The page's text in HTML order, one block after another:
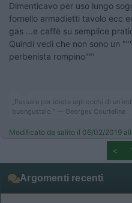
Dimenticavo per uso lungo
fornello armadietti tavolo ecc
gas ...e caffè su semplice
Quindi vedi che non sono un
perbenista rompino""'
„Passare per idiota agli occhi di un
buongustaio.“ — Georges Courteline
Modificato da salito il 06/02/2019
<
Argomenti recenti